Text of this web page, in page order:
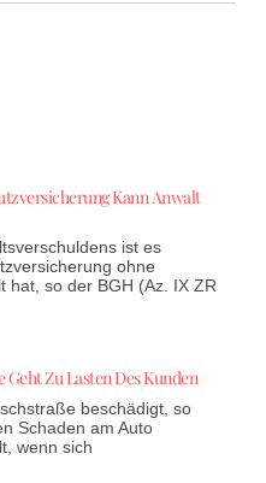
Kann Anwalt
ist es
ohne
hat, so der BGH (Az. IX ZR
Zu Lasten Des Kunden
beschädigt, so
Schaden am Auto
wenn sich